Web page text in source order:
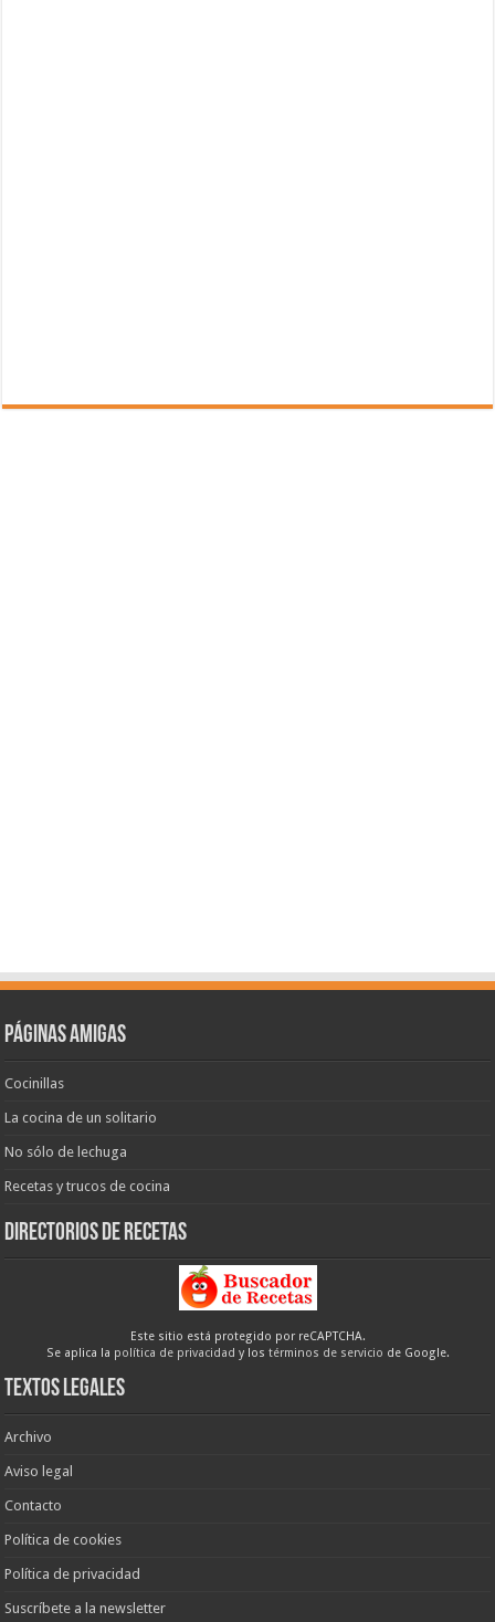
Páginas amigas
Cocinillas
La cocina de un solitario
No sólo de lechuga
Recetas y trucos de cocina
Directorios de recetas
Este sitio está protegido por reCAPTCHA.
Se aplica la política de privacidad y los términos de servicio de Google.
Textos legales
Archivo
Aviso legal
Contacto
Política de cookies
Política de privacidad
Suscríbete a la newsletter